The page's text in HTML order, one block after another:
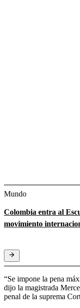
Mundo
Colombia entra al
movimiento
“Se impone la pena
dijo la magistrada
penal de la suprema